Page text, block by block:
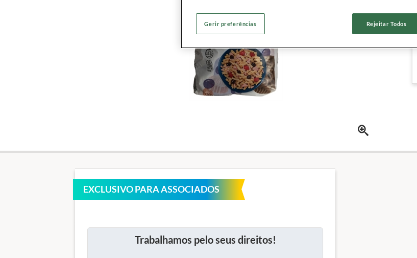
EXCLUSIVO PARA ASSOCIADOS
Trabalhamos pelo seus direitos!
Rejeitar Todos
Gerir preferências